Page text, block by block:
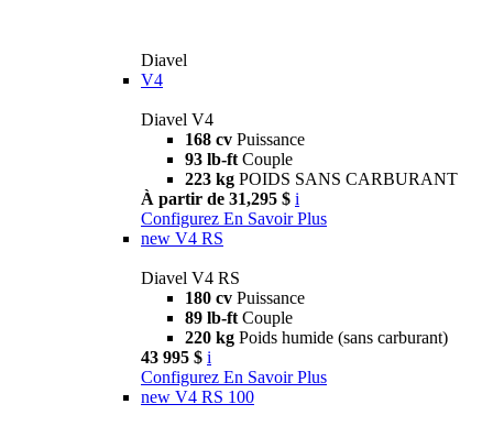
Diavel
V4
Diavel V4
168 cv Puissance
93 lb-ft Couple
223 kg POIDS SANS CARBURANT
À partir de 31,295 $ i
Configurez En Savoir Plus
new V4 RS
Diavel V4 RS
180 cv Puissance
89 lb-ft Couple
220 kg Poids humide (sans carburant)
43 995 $ i
Configurez En Savoir Plus
new V4 RS 100